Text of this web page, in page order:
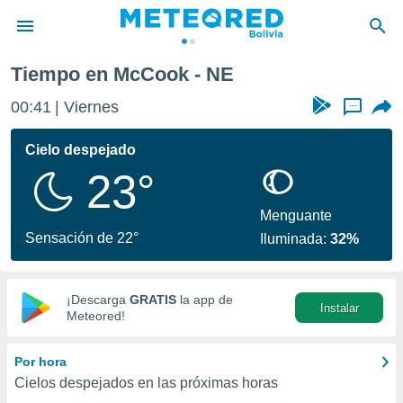
de
ha
calidad.
a este
las
y
digital
basada
Tiempo en McCook - NE
00:41 Viernes ...
Cielo despejado
23°
Sensación de 22°
Menguante
Iluminada:32%
¡Descarga GRATIS la app de
Meteored!
Instalar
Por hora
Cielos despejados en las próximas horas